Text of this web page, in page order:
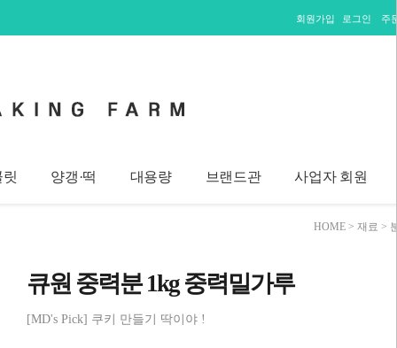
회원가입 로그인 주
릿 양갱·떡 대용량 브랜드관 사업자 회원
HOME > 재료 >
큐원 중력분 1kg 중력밀가루
[MD's Pick] 쿠키 만들기 딱이야 !